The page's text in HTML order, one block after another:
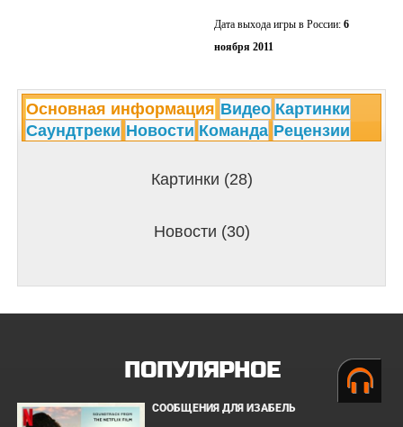
Дата выхода игры в России:6
ноября 2011
Основная информация Видео Картинки
Саундтреки Новости Команда Рецензии
Картинки (28)
Новости (30)
ПОПУЛЯРНОЕ
СООБЩЕНИЯ ДЛЯ ИЗАБЕЛЬ